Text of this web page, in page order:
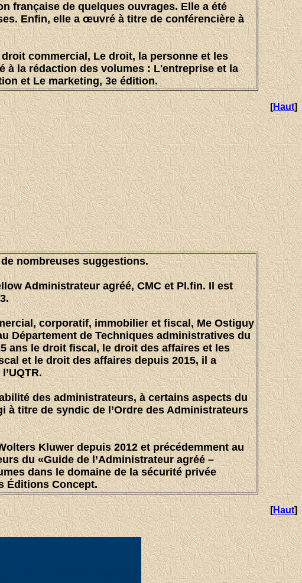
française de quelques ouvrages. Elle a été
Enfin, elle a œuvré à titre de conférencière à
commercial, Le droit, la personne et les
à la rédaction des volumes : L'entreprise et la
et Le marketing, 3e édition.
[Haut]
nombreuses suggestions.
Administrateur agréé, CMC et Pl.fin. Il est
corporatif, immobilier et fiscal, Me Ostiguy
Département de Techniques administratives du
ans le droit fiscal, le droit des affaires et les
et le droit des affaires depuis 2015, il a
des administrateurs, à certains aspects du
titre de syndic de l’Ordre des Administrateurs
Kluwer depuis 2012 et précédemment au
du «Guide de l’Administrateur agréé –
dans le domaine de la sécurité privée
Éditions Concept.
[Haut]